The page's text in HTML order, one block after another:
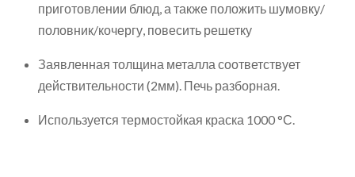
приготовлении блюд, а также положить шумовку/
половник/кочергу, повесить решетку
Заявленная толщина металла соответствует
действительности (2мм). Печь разборная.
Используется термостойкая краска 1000 °С.